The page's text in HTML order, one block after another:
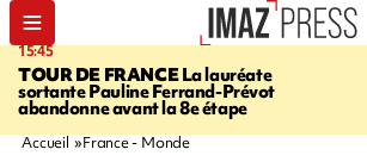
15:45
TOUR DE FRANCELa lauréate
sortante Pauline Ferrand-Prévot
abandonne avant la 8e étape
Accueil France - Monde